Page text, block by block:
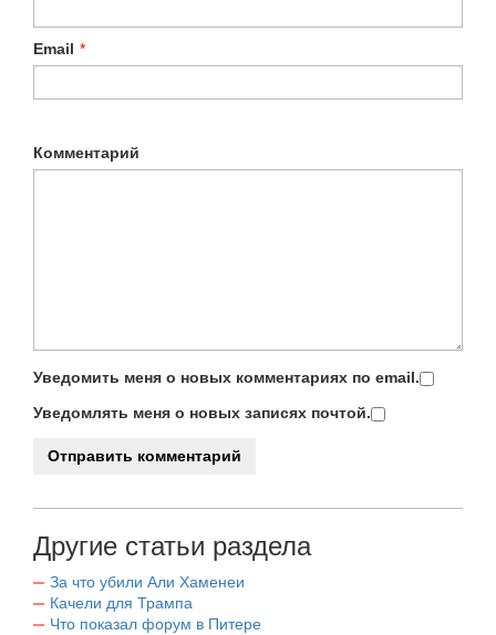
Email *
Комментарий
Уведомить меня о новых комментариях по email.
Уведомлять меня о новых записях почтой.
Другие статьи раздела
За что убили Али Хаменеи
Качели для Трампа
Что показал форум в Питере